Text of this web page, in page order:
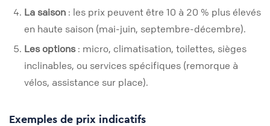
La saison : les prix peuvent être 10 à 20 % plus élevés
en haute saison (mai-juin, septembre-décembre).
Les options: micro, climatisation, toilettes, sièges
inclinables, ou services spécifiques (remorque à
vélos, assistance sur place).
Exemples de prix indicatifs